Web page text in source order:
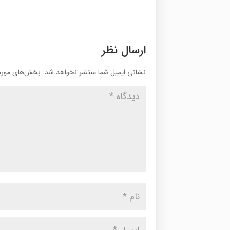
ارسال نظر
نشانی ایمیل شما منتشر نخواهد شد. بخش‌های